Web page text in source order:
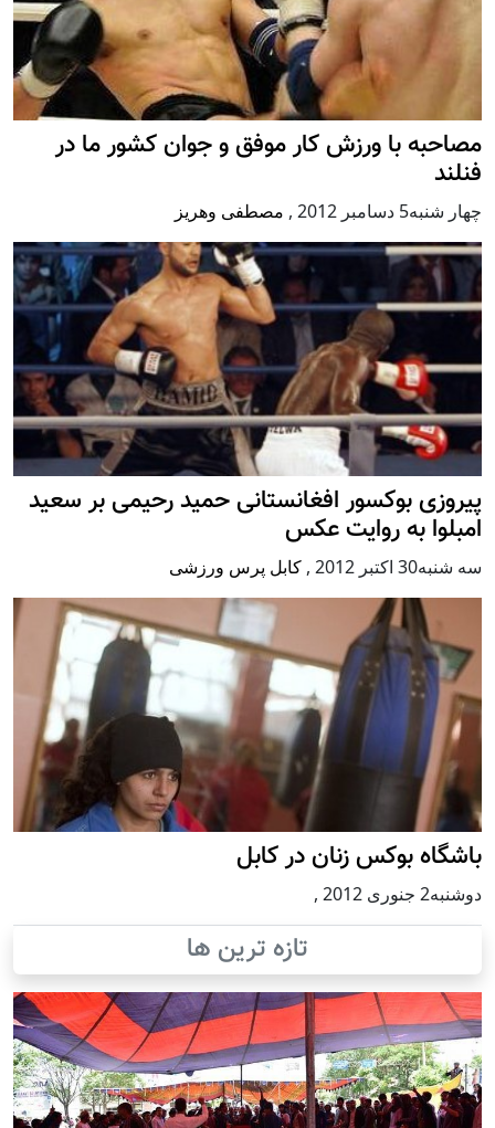
مصاحبه با ورزش کار موفق و جوان کشور ما در
فنلند
چهار شنبه5 دسامبر 2012 , مصطفی وهریز
پیروزی بوکسور افغانستانی حمید رحیمی بر سعید
امبلوا به روایت عکس
سه شنبه30 اكتبر 2012 , کابل پرس ورزشی
باشگاه بوکس زنان در کابل
دوشنبه2 جنوری 2012 ,
تازه ترین ها